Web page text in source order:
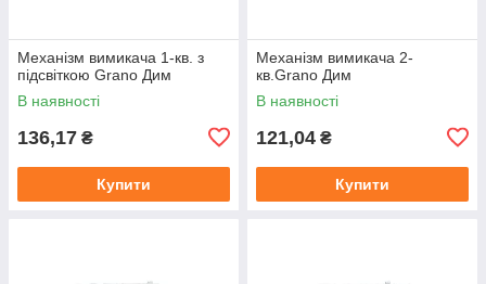
Механізм вимикача 1-кв. з
підсвіткою Grano Дим
В наявності
136,17 ₴
Купити
Механізм вимикача 2-
кв.Grano Дим
В наявності
121,04 ₴
Купити